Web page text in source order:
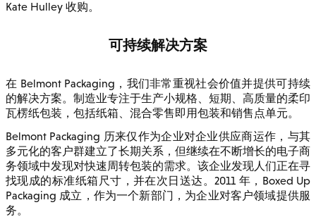
Kate Hulley 收购。
可持续解决方案
在 Belmont Packaging，我们非常重视社会价值并提供可持续
的解决方案。制造业专注于生产小规格、短期、高质量的柔印
瓦楞纸包装，包括纸箱、混合零售即用包装和销售点单元。
Belmont Packaging 历来仅作为企业对企业供应商运作，与其
多元化的客户群建立了长期关系，但继续在不断增长的电子商
务领域中发现对快速周转包装的需求。该企业发现人们正在寻
找现成的标准纸箱尺寸，并在次日送达。2011 年，Boxed Up
Packaging 成立，作为一个新部门，为企业对客户领域提供服
务。